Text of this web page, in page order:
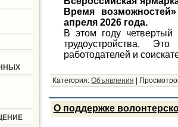
Время
апреля 2026 года.
В этом году четвертый
трудоустройства.
работодателей и
Категория: Объявления
О поддержке